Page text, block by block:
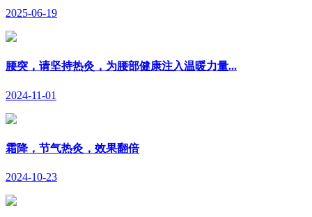
2025-06-19
腰突，请坚持热灸，为腰部健康注入温暖力量...
2024-11-01
霜降，节气热灸，效果翻倍
2024-10-23